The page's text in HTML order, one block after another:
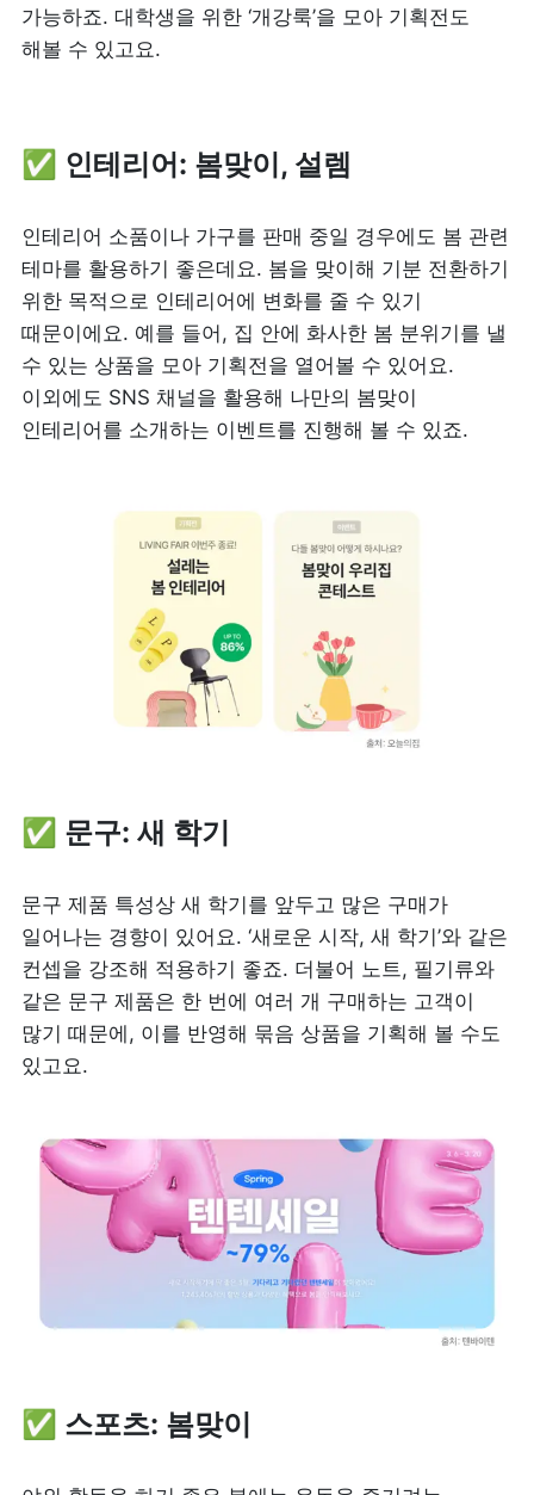
가능하죠. 대학생을 위한 ‘개강룩’을 모아 기획전도
해볼 수 있고요.
✅ 인테리어: 봄맞이, 설렘
인테리어 소품이나 가구를 판매 중일 경우에도 봄 관련
테마를 활용하기 좋은데요. 봄을 맞이해 기분 전환하기
위한 목적으로 인테리어에 변화를 줄 수 있기
때문이에요. 예를 들어, 집 안에 화사한 봄 분위기를 낼
수 있는 상품을 모아 기획전을 열어볼 수 있어요.
이외에도 SNS 채널을 활용해 나만의 봄맞이
인테리어를 소개하는 이벤트를 진행해 볼 수 있죠.
✅ 문구: 새 학기
문구 제품 특성상 새 학기를 앞두고 많은 구매가
일어나는 경향이 있어요. ‘새로운 시작, 새 학기’와 같은
컨셉을 강조해 적용하기 좋죠. 더불어 노트, 필기류와
같은 문구 제품은 한 번에 여러 개 구매하는 고객이
많기 때문에, 이를 반영해 묶음 상품을 기획해 볼 수도
있고요.
✅ 스포츠: 봄맞이